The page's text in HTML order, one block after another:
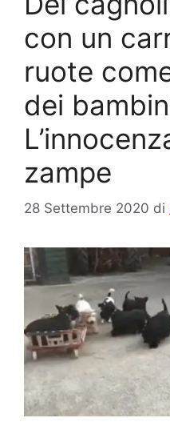
con un
ruote
dei
zampe
28 Settembre 2020 di